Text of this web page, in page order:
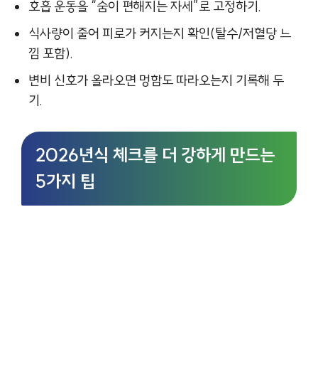
호흡 운동을 “숨이 편해지는 자세”로 고정하기.
식사량이 줄어 피로가 커지는지 확인(탈수/저혈당 느
낌 포함).
변비 신호가 올라오면 멍함도 따라오는지 기록해 두
기.
2026년식 체크를 더 강하게 만드는
5가지 팁